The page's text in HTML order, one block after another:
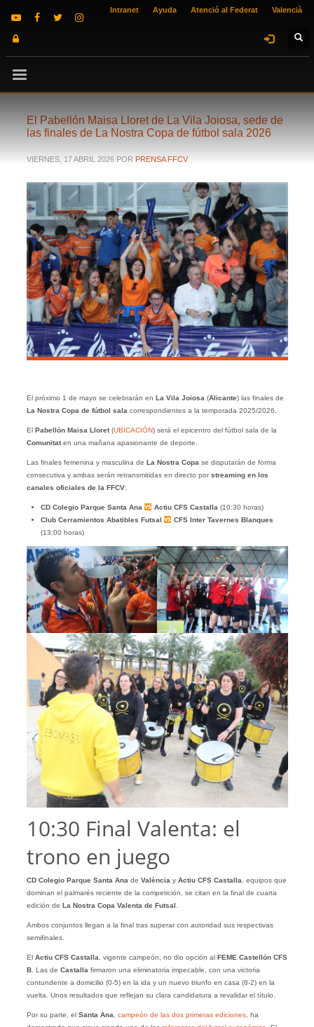
Intranet Ayuda Atenció al Federat Valencià
El Pabellón Maisa Lloret de La Vila Joiosa, sede de
las finales de La Nostra Copa de fútbol sala 2026
VIERNES, 17 ABRIL 2026 POR PRENSA FFCV
El próximo 1 de mayo se celebrarán en La Vila Joiosa (Alicante) las finales de
La Nostra Copa de fútbol sala correspondientes a la temporada 2025/2026.
El Pabellón Maisa Lloret(UBICACIÓN) será el epicentro del fútbol sala de la
Comunitaten una mañana apasionante de deporte.
Las finales femenina y masculina de La Nostra Copa se disputarán de forma
consecutiva y ambas serán retransmitidas en directo porstreaming en los
canales oficiales de la FFCV:
CD Colegio Parque Santa Ana Actiu CFS Castalla (10:30 horas)
Club Cerramientos Abatibles Futsal
CFS Inter Tavernes Blanques
(13:00 horas)
10:30 Final Valenta: el
trono en juego
CD Colegio Parque Santa Ana de València y Actiu CFS Castalla , equipos que
dominan el palmarés reciente de la competición, se citan en la final de cuarta
edición de La Nostra Copa Valenta de Futsal
Ambos conjuntos llegan a la final tras superar con autoridad sus respectivas
semifinales.
El Actiu CFS Castalla , vigente campeón, no dio opción al FEME Castellón CFS
B. Las de Castalla firmaron una eliminatoria impecable, con una victoria
contundente a domicilio (0-5) en la ida y un nuevo triunfo en casa (8-2) en la
vuelta. Unos resultados que reflejan su clara candidatura a revalidar el título.
Por su parte, el Santa Ana campeón de las dos primeras ediciones, ha